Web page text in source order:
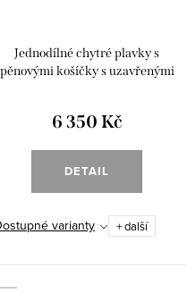
Jednodílné chytré plavky s
pěnovými košíčky s uzavřenými
6 350 Kč
DETAIL
varianty + další